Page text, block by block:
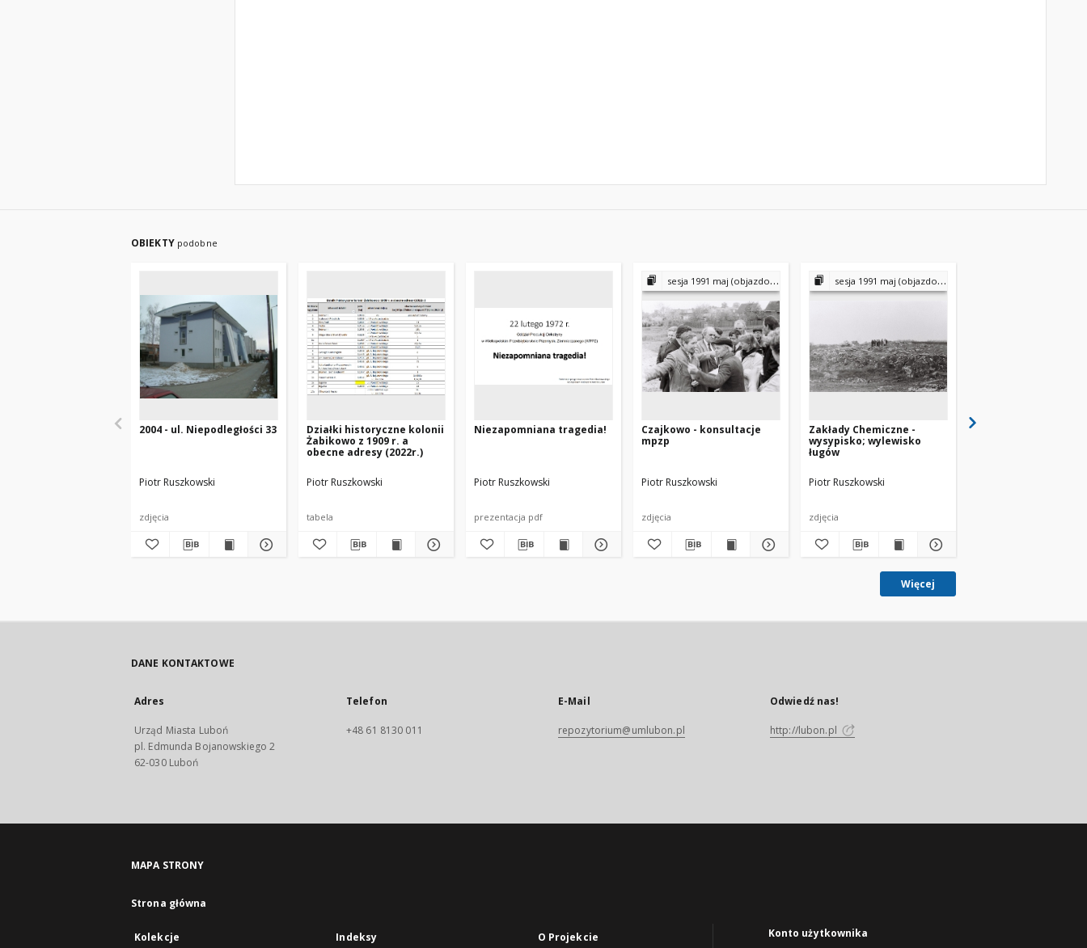
OBIEKTY podobne
2004 - ul. Niepodległości 33
Piotr Ruszkowski
zdjęcia
Działki historyczne kolonii
Żabikowo z 1909 r. a
obecne adresy (2022r.)
Piotr Ruszkowski
tabela
Niezapomniana tragedia!
Piotr Ruszkowski
prezentacja pdf
sesja 1991 maj (objazdowa)
Czajkowo - konsultacje
mpzp
Piotr Ruszkowski
zdjęcia
sesja 1991 maj (objazdowa)
Zakłady Chemiczne -
wysypisko; wylewisko
ługów
Piotr Ruszkowski
zdjęcia
Więcej
DANE KONTAKTOWE
Adres
Urząd Miasta Luboń
pl. Edmunda Bojanowskiego 2
62-030 Luboń
Telefon
+48 61 8130 011
E-Mail
repozytorium@umlubon.pl
Odwiedź nas!
http://lubon.pl
MAPA STRONY
Strona główna
Kolekcje Indeksy O Projekcie Konto użytkownika